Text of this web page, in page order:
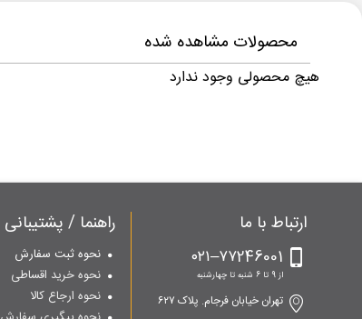
محصولات مشاهده شده
هیچ محصولی وجود ندارد
ارتباط با ما
۷۷246001–۰۲۱
از 9 تا 6 شنبه تا چهارشنبه
تهران خیابان فرجام. پلاک ۶۲۷
راهنما / پشتیبانی
نحوه ثبت سفارش
نحوه خرید اقساطی
نحوه ارجاع کالا